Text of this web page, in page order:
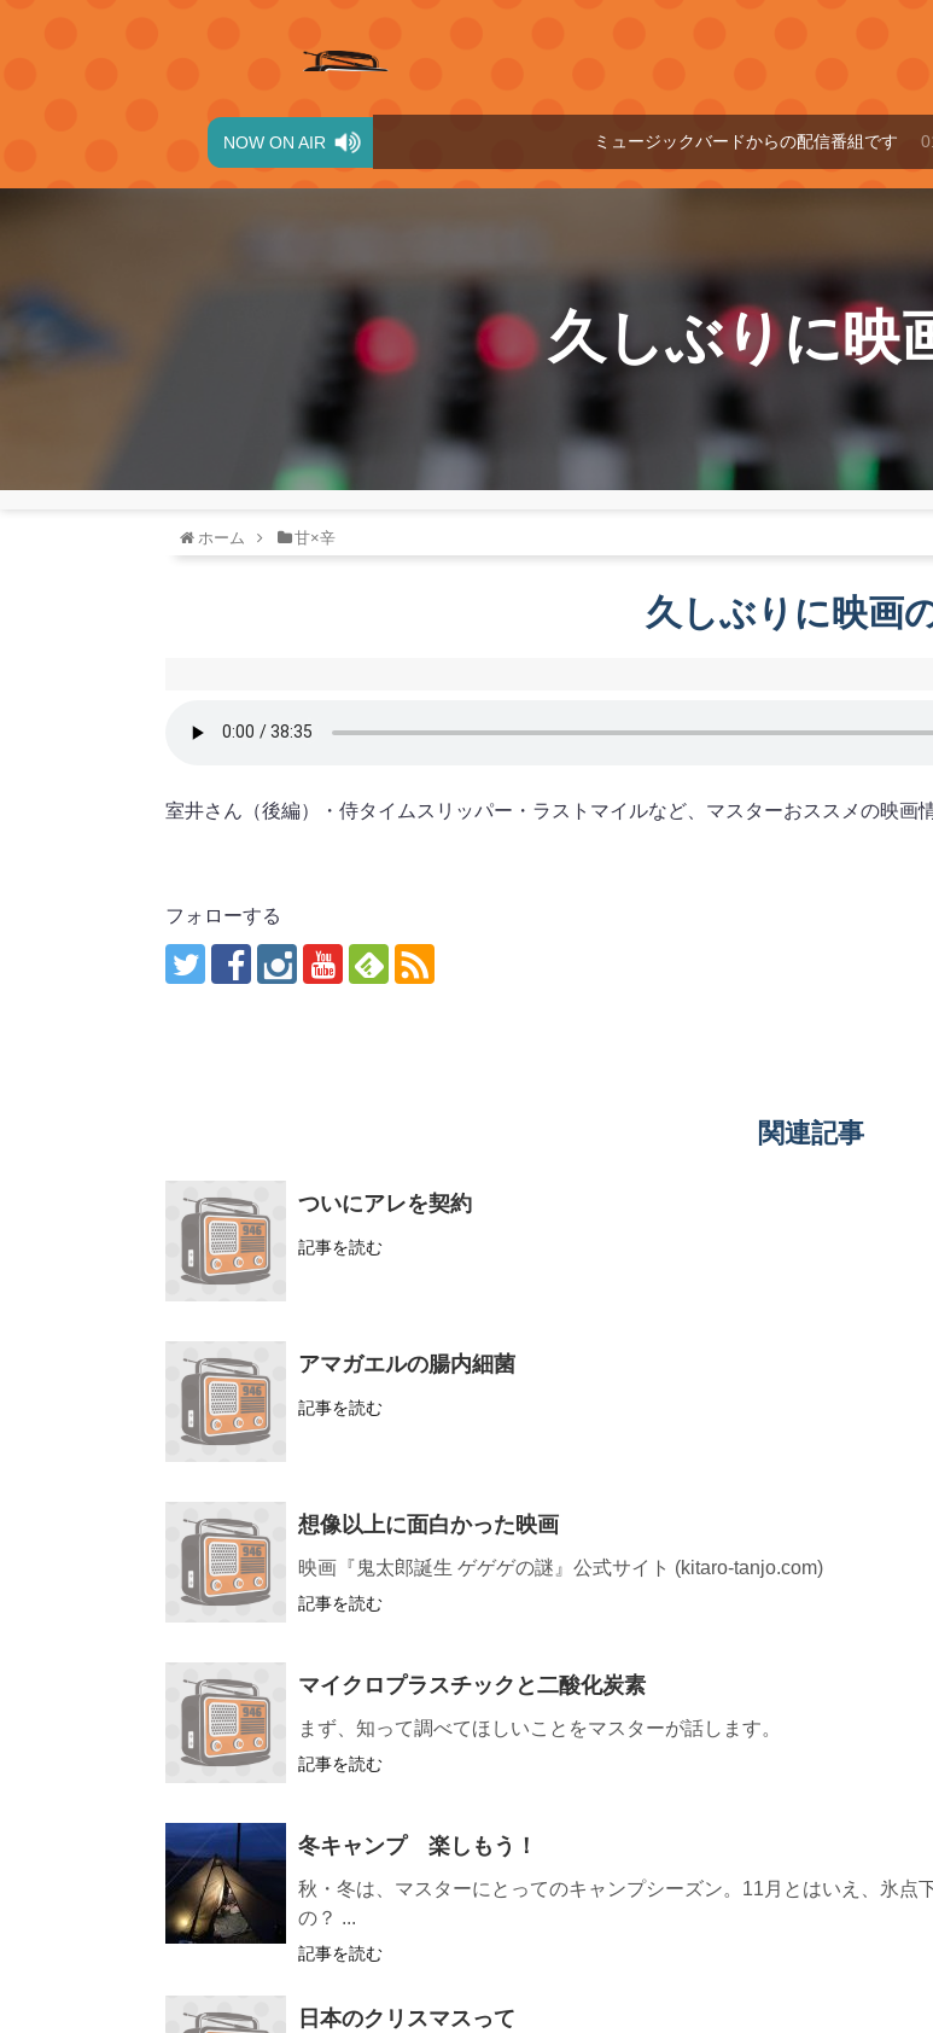
NOW ON AIR ミュージックバードからの配信番組です 01:00～
久しぶりに映
ホーム 甘×辛
久しぶりに映画
室井さん（後編）・侍タイムスリッパー・ラストマイルなど、マスターおススメの映画情
フォローする
関連記事
ついにアレを契約
記事を読む
アマガエルの腸内細菌
記事を読む
想像以上に面白かった映画
映画『鬼太郎誕生 ゲゲゲの謎』公式サイト (kitaro-tanjo.com)
記事を読む
マイクロプラスチックと二酸化炭素
まず、知って調べてほしいことをマスターが話します。
記事を読む
冬キャンプ 楽しもう！
秋・冬は、マスターにとってのキャンプシーズン。11月とはいえ、氷点
の？ ...
記事を読む
日本のクリスマスって